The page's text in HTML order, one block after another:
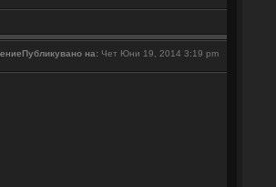
Публикувано на:Чет Юни 19, 2014 3:19 pm